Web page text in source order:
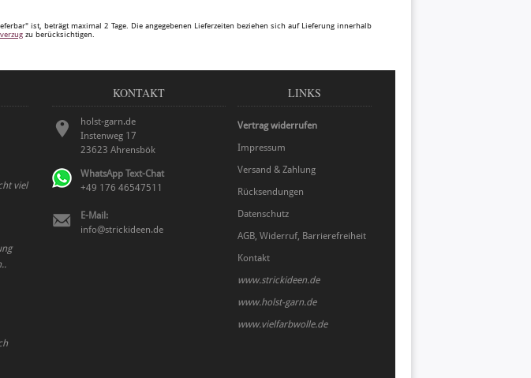
ist, beträgt maximal 2 Tage. Die angegebenen Lieferzeiten beziehen sich auf Lieferung innerhalb
zu berücksichtigen.
viel
KONTAKT
holst-garn.de
Instenweg 17
23623 Ahrensbök
WhatsApp Text-Chat
+49 176 46547511
E-Mail:
info@strickideen.de
LINKS
Vertrag widerrufen
Impressum
Versand & Zahlung
Rücksendungen
Datenschutz
AGB, Widerruf, Barrierefreiheit
Kontakt
www.strickideen.de
www.holst-garn.de
www.vielfarbwolle.de